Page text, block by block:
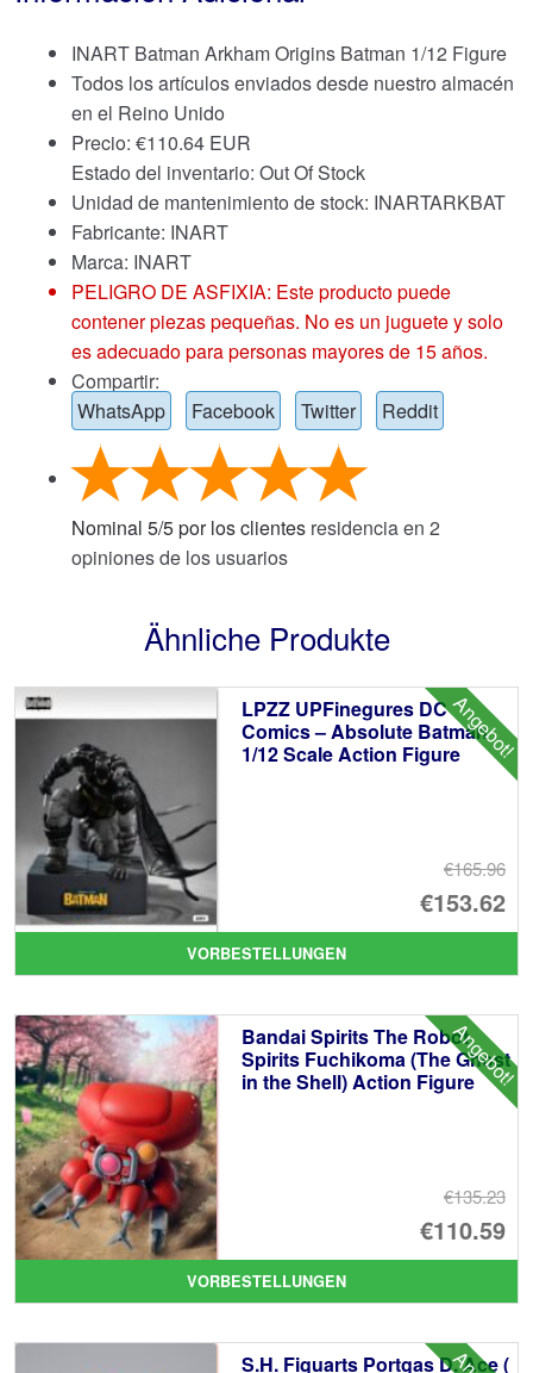
INART Batman Arkham Origins Batman 1/12 Figure
Todos los artículos enviados desde nuestro almacén
en el Reino Unido
Precio: €110.64 EUR
Estado del inventario: Out Of Stock
Unidad de mantenimiento de stock: INARTARKBAT
Fabricante: INART
Marca: INART
PELIGRO DE ASFIXIA: Este producto puede
contener piezas pequeñas. No es un juguete y solo
es adecuado para personas mayores de 15 años.
Compartir:
WhatsApp
Facebook Twitter Reddit
Nominal 5/5por los clientes residencia en 2
opiniones de los usuarios
Ähnliche Produkte
Angebot!
LPZZ UPFinegures DC
Comics – Absolute Batman
1/12 Scale Action Figure
€165.96
€153.62
VORBESTELLUNGEN
Angebot!
Bandai Spirits The Robot
Spirits Fuchikoma (The Ghost
in the Shell) Action Figure
€135.23
€110.59
VORBESTELLUNGEN
S.H. Figuarts Portgas D. Ace (